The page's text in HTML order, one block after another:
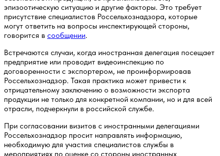
эпизоотическую ситуацию и другие факторы. Это требует
присутствие специалистов Россельхознадзора, которые
могут ответить на вопросы инспектирующей стороны,
говорится в сообщении.
Встречаются случаи, когда иностранная делегация посещает
предприятие или проводит видеоинспекцию по
договоренности с экспортером, не проинформировав
Россельхознадзор. Такая практика может привести к
отрицательному заключению о возможности экспорта
продукции не только для конкретной компании, но и для всей
отрасли, подчеркнули в российской службе.
При согласовании визитов с иностранными делегациями
Россельхознадзор просит направлять информацию,
необходимую для участия специалистов службы в
мероприятиях по оценке со стороны иностранных